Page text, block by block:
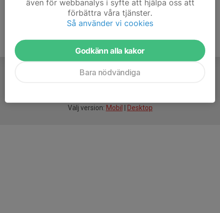
Välj version: Mobil Desktop
även för webbanalys i syfte att hjälpa oss att
förbättra våra tjänster.
Så använder vi cookies
Godkänn alla kakor
Bara nödvändiga